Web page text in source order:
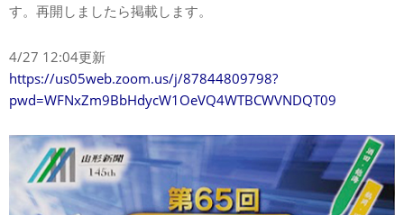
す。再開しましたら掲載します。
4/27 12:04更新
https://us05web.zoom.us/j/87844809798?
pwd=WFNxZm9BbHdycW1OeVQ4WTBCWVNDQT09